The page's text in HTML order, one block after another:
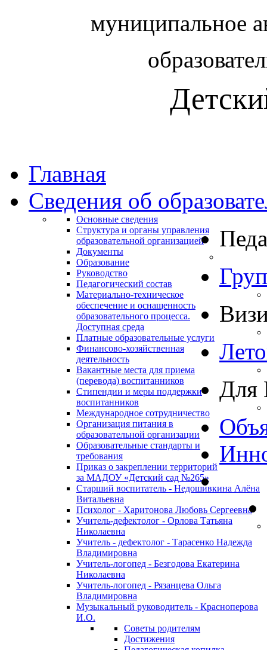
муниципальное
Главная
Сведения об
Основные сведения
Структура и органы управления
образовательной организацией
Документы
Образование
Руководство
Педагогический состав
Материально-техническое
обеспечение и оснащенность
образовательного процесса.
Доступная среда
Платные образовательные услуги
Финансово-хозяйственная
деятельность
Вакантные места для приема
(перевода) воспитанников
Стипендии и меры поддержки
воспитанников
Международное сотрудничество
Организация питания в
образовательной организации
Образовательные стандарты и
требования
Приказ о закреплении территорий
за МАДОУ «Детский сад №265»
Старший воспитатель - Недошивкина Алёна
Витальевна
Психолог - Харитонова Любовь Сергеевна
Учитель-дефектолог - Орлова Татьяна
Николаевна
Учитель - дефектолог - Тарасенко Надежда
Владимировна
Учитель-логопед - Безгодова Екатерина
Николаевна
Учитель-логопед - Рязанцева Ольга
Владимировна
Музыкальный руководитель - Красноперова
И.О.
Советы родителям
Достижения
Для